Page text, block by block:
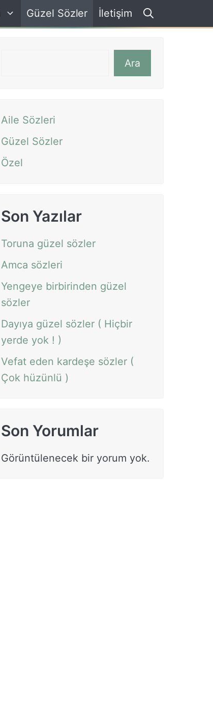
Güzel Sözler İletişim
Ara
Aile Sözleri
Güzel Sözler
Özel
Son Yazılar
Toruna güzel sözler
Amca sözleri
Yengeye birbirinden güzel
sözler
Dayıya güzel sözler ( Hiçbir
yerde yok ! )
Vefat eden kardeşe sözler (
Çok hüzünlü )
Son Yorumlar
Görüntülenecek bir yorum yok.